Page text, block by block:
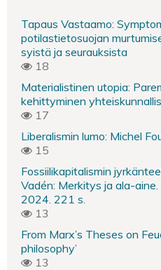
Tapaus Vastaamo:
potilastietosuojan
syistä ja seurauksista
18
Materialistinen utopia:
kehittyminen
17
Liberalismin lumo: Michel
15
Fossiilikapitalismin
Vadén: Merkitys ja ala-
2024. 221 s.
13
From Marx’s Theses on
philosophy’
13